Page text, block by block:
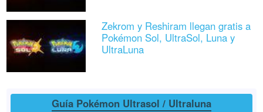
Zekrom y Reshiram llegan gratis a
Pokémon Sol, UltraSol, Luna y
UltraLuna
Guía Pokémon Ultrasol / Ultraluna